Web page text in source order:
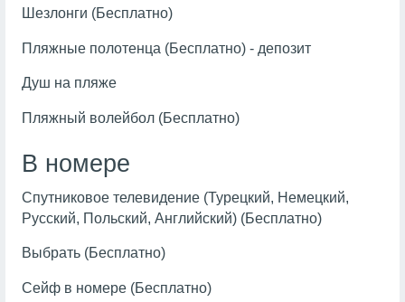
Шезлонги (Бесплатно)
Пляжные полотенца (Бесплатно) - депозит
Душ на пляже
Пляжный волейбол (Бесплатно)
В номере
Спутниковое телевидение (Турецкий, Немецкий,
Русский, Польский, Английский) (Бесплатно)
Выбрать (Бесплатно)
Сейф в номере (Бесплатно)